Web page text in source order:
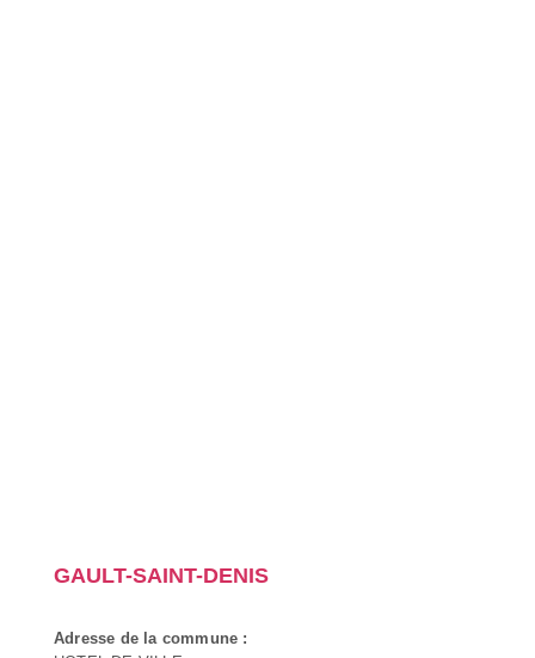
GAULT-SAINT-DENIS
Adresse de la commune :